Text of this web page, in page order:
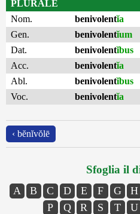
PLURALE
Nom.
benivolentĭa
Gen.
benivolentĭum
Dat.
benivolentĭbus
Acc.
benivolentĭa
Abl.
benivolentĭbus
Voc.
benivolentĭa
‹ bĕnĭvŏlē
Sfoglia il
A B C D E F G H
P
Q R S T U